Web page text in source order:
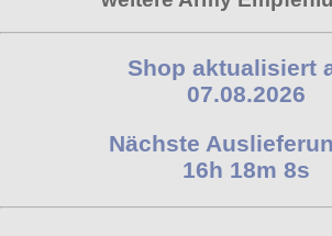
Queen of Darkness
Relco
Rockabella
Gothic Shop
Punkrock
Rockabilly
Mods
Shop aktualisiert
07.08.2026
Nächste
16h 18m 7s